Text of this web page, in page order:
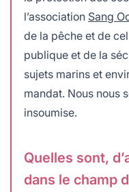
l’association Sang
de la pêche et de
publique et de la
sujets marins et
mandat. Nous nous
insoumise.
Quelles sont,
dans le champ